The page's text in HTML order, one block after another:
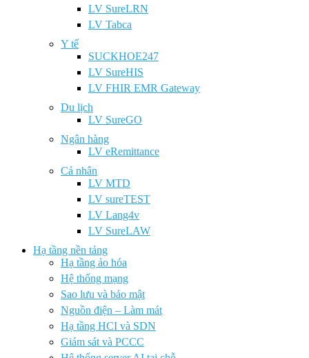
LV SureLRN
LV Tabca
Y tế
SUCKHOE247
LV SureHIS
LV FHIR EMR Gateway
Du lịch
LV SureGO
Ngân hàng
LV eRemittance
Cá nhân
LV MTD
LV sureTEST
LV Lang4v
LV SureLAW
Hạ tầng nền tảng
Hạ tầng ảo hóa
Hệ thống mạng
Sao lưu và bảo mật
Nguồn điện – Làm mát
Hạ tầng HCI và SDN
Giám sát và PCCC